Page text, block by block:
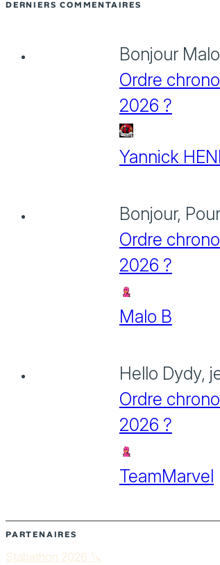
DERNIERS COMMENTAIRES
Bonjour
Ordre
2026 ?
Yannick
Bonjour,
Ordre
2026 ?
Malo B
Hello Dydy,
Ordre
2026 ?
TeamMarvel
PARTENAIRES
Stabathon 2026 🔪